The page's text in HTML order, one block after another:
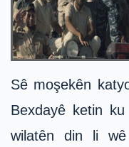
Sê moşekên
Bexdayê ketin
wilatên din li